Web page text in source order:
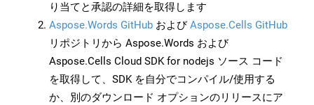
り当てと承認の詳細を取得します
Aspose.Words GitHub およびAspose.Cells GitHub
リポジトリから Aspose.Words および
Aspose.Cells Cloud SDK for nodejs ソース コード
を取得して、SDK を自分でコンパイル/使用する
か、別のダウンロード オプションのリリースにア